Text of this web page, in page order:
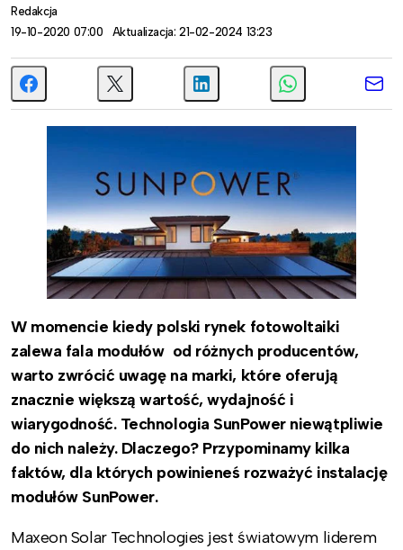
Redakcja
19-10-2020 07:00
Aktualizacja: 21-02-2024 13:23
W momencie kiedy polski rynek fotowoltaiki
zalewa fala modułów od różnych producentów,
warto zwrócić uwagę na marki, które oferują
znacznie większą wartość, wydajność i
wiarygodność. Technologia SunPower niewątpliwie
do nich należy. Dlaczego? Przypominamy kilka
faktów, dla których powinieneś rozważyć instalację
modułów SunPower.
Maxeon Solar Technologies jest światowym liderem